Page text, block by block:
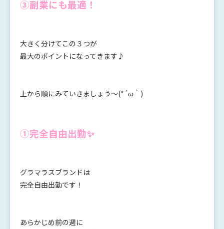
③副業にも最適！
大きく分けてこの３つが
最大のポイントになってきます♪
上から順にみていきましょう～(*´ω｀)
①完全自由出勤✨
グラマラスブランドは
完全自由出勤です！
あらかじめ前の週に